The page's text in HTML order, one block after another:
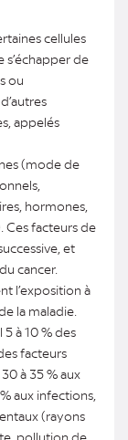
cellules
s’échapper de
ou
appelés
(mode de
hormones,
facteurs de
et
cancer.
l’exposition à
la maladie.
à 10 % des
facteurs
à 35 % aux
aux infections,
(rayons
pollution de